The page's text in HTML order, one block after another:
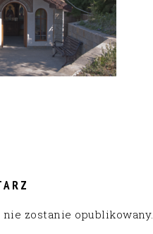
zostanie opublikowany.